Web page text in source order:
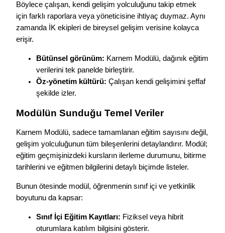
Böylece çalışan, kendi gelişim yolculuğunu takip etmek
için farklı raporlara veya yöneticisine ihtiyaç duymaz. Aynı
zamanda İK ekipleri de bireysel gelişim verisine kolayca
erişir.
Bütünsel görünüm: Karnem Modülü, dağınık eğitim
verilerini tek panelde birleştirir.
Öz-yönetim kültürü: Çalışan kendi gelişimini şeffaf
şekilde izler.
Modülün Sunduğu Temel Veriler
Karnem Modülü, sadece tamamlanan eğitim sayısını değil,
gelişim yolculuğunun tüm bileşenlerini detaylandırır. Modül;
eğitim geçmişinizdeki kursların ilerleme durumunu, bitirme
tarihlerini ve eğitmen bilgilerini detaylı biçimde listeler.
Bunun ötesinde modül, öğrenmenin sınıf içi ve yetkinlik
boyutunu da kapsar:
Sınıf İçi Eğitim Kayıtları: Fiziksel veya hibrit
oturumlara katılım bilgisini gösterir.